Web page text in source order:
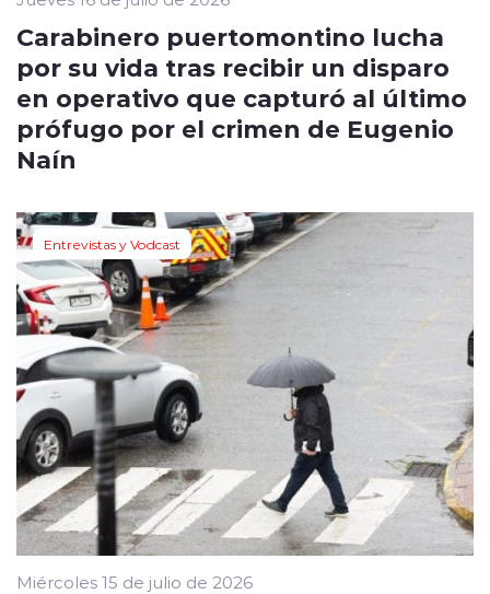
Carabinero puertomontino lucha
por su vida tras recibir un disparo
en operativo que capturó al último
prófugo por el crimen de Eugenio
Naín
Entrevistas y Vodcast
Miércoles 15 de julio de 2026